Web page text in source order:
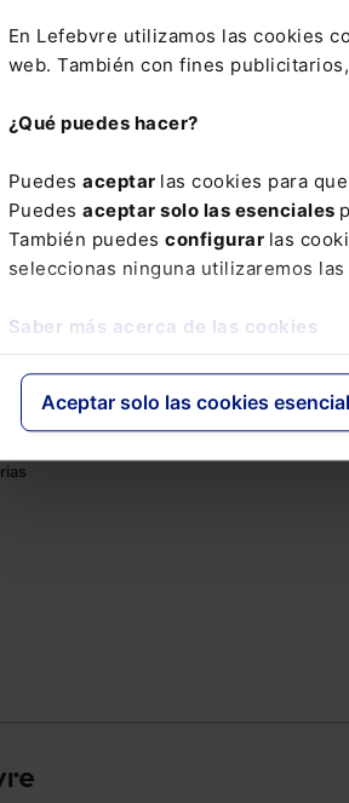
En Lefebvre utilizamos las cookies
web. También con fines
¿Qué puedes hacer?
Puedes aceptar las cookies para
Puedes aceptar solo las esenciales
También puedes configurar las
seleccionas ninguna utilizaremos
Saber más acerca de las cookies
Aceptar solo las cookies
DE MADRID COMISIÓN DE
CONVENIO DE EMPRESA
INTERRUPCIÓN DEL EMBARAZO
DE LOS TRANSPORTES TERRESTRES
DE ORGANOS VII CONGRESO DE
Lefebvre
Formación